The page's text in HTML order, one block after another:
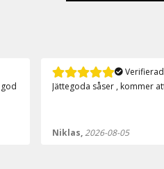
Verifierad
Smidig och prisvärd
Niklas,2026-08-05